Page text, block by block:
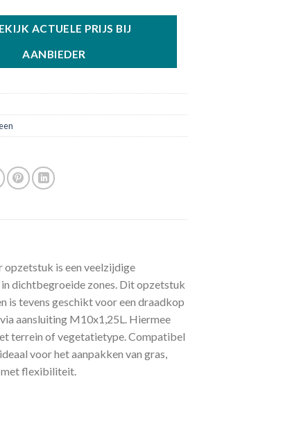
ACTUELE PRIJS BIJ
AANBIEDER
is een veelzijdige
dichtbegroeide zones. Dit opzetstuk
is tevens geschikt voor een draadkop
aansluiting M10x1,25L. Hiermee
terrein of vegetatietype. Compatibel
voor het aanpakken van gras,
met flexibiliteit.